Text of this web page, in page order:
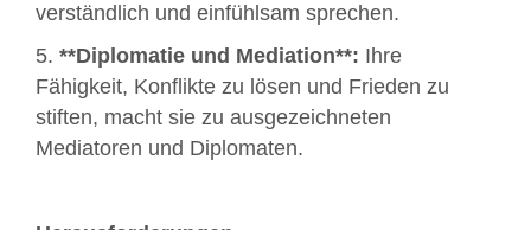
verständlich und einfühlsam sprechen.
5. **Diplomatie und Mediation**: Ihre
Fähigkeit, Konflikte zu lösen und Frieden zu
stiften, macht sie zu ausgezeichneten
Mediatoren und Diplomaten.